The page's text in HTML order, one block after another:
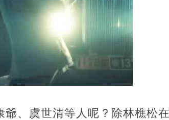
、虞世清等人呢？除林樵松